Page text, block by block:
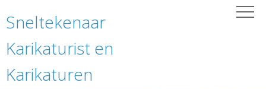
Sneltekenaar
Karikaturist en
Karikaturen